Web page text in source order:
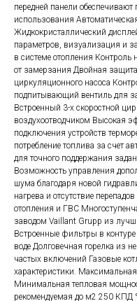
передней панели обеспечивают
использования
Жидкокристаллический
параметров, визуализация и
в системе отопления
от замерзания Двойная
циркуляционного насоса
подпитывающий вентиль для
Встроенный 3-х скоростной
воздухоотводчиком Высокая
подключения устройств
потребление топлива за счет
для точного поддержания
Возможность управления
шума благодаря новой
нагрева и отсутствие
отопления и ГВС
заводом Vaillant Grupp из
Встроенные фильтры в
воде Долговечная горелка из
частых включений Газовые
характеристики.
Минимальная тепловая
рекомендуемая до м2 250 КПД